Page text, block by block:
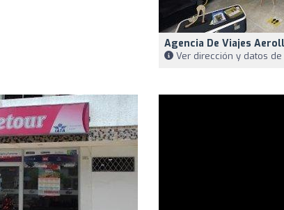
Agencia De Viajes
Ver dirección y datos